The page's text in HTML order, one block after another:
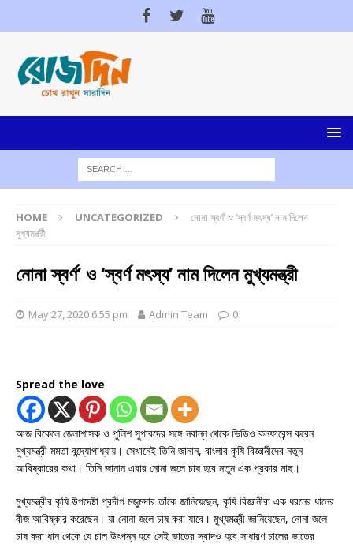
HOME UNCATEGORIZED
নোনা স্বর্ণ’ ও ‘স্বর্ণ মৎস্য’ নাম দিলেন
মুখ্যমন্ত্রী
নোনা স্বর্ণ’ ও ‘স্বর্ণ মৎস্য’ নাম দিলেন মুখ্যমন্ত্রী
May 27, 2020 6:55 pm Admin Team 0
Spread the love
আজ বিকেলে জেলাশাসক ও পুলিশ সুপারদের সঙ্গে নবান্ন থেকে ভিডিও কনফারেন্স করেন
মুখ্যমন্ত্রী মমতা বন্দ্যোপাধ্যায়। সেখানেই তিনি জানান, বাংলার কৃষি বিজ্ঞানীদের নতুন
আবিষ্কারের কথা। তিনি জানান এবার নোনা জলে চাষ হবে নতুন এক প্রকার মাছ।
মুখ্যমন্ত্রীর কৃষি উপদেষ্টা প্রদীপ মজুমদার তাঁকে জানিয়েছেন, কৃষি বিজ্ঞানীরা এক ধরনের ধানের
বীজ আবিষ্কার করেছেন। যা নোনা জলে চাষ করা যাবে। মুখ্যমন্ত্রী জানিয়েছেন, নোনা জলে
চাষ করা ধান থেকে যে চাল উৎপন্ন হবে সেই ভাতের স্বাদও হবে সাধারণ চালের ভাতের